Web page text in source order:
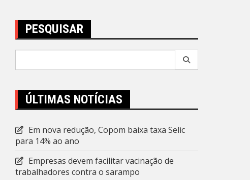
PESQUISAR
ÚLTIMAS NOTÍCIAS
Em nova redução, Copom baixa taxa Selic
para 14% ao ano
Empresas devem facilitar vacinação de
trabalhadores contra o sarampo